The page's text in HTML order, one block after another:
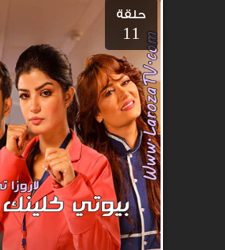
حلقة
11